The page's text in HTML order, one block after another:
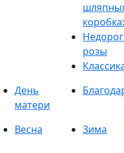
розы
День
матери
Весна Зима